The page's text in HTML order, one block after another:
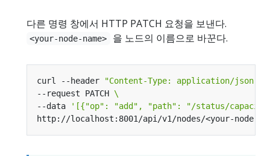
다른 명령 창에서 HTTP PATCH 요청을 보낸다.
<your-node-name> 을 노드의 이름으로 바꾼다.
curl --header
"Content-Type: application/json-
--request PATCH
--data
'[{"op": "add", "path": "/status/capacity/